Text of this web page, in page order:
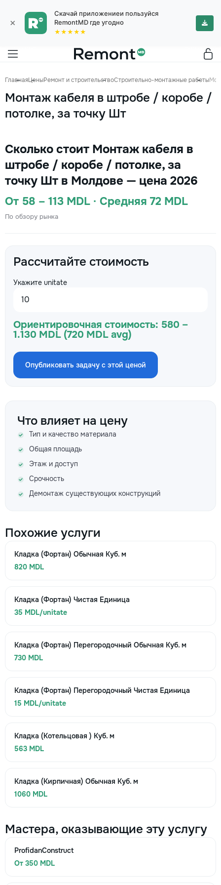
×
Скачай приложениеи пользуйся
RemontMD где угодно
★★★★★
ГлавнаяЦеныРемонт и строительствоСтроительно-монтажные работы
Монтаж кабеля в штробе / коробе /
потолке, за точку Шт
Сколько стоит Монтаж кабеля в
штробе / коробе / потолке, за
точку Шт в Молдове — цена 2026
От 58 – 113 MDL · Средняя 72 MDL
По обзору рынка
Рассчитайте стоимость
Укажите unitate
Ориентировочная стоимость: 580 –
1.130 MDL (720 MDL avg)
Опубликовать задачу с этой ценой
Что влияет на цену
Тип и качество материала
Общая площадь
Этаж и доступ
Срочность
Демонтаж существующих конструкций
Похожие услуги
Кладка (Фортан) Обычная Куб. м
820 MDL
Кладка (Фортан) Чистая Единица
35 MDL/unitate
Кладка (Фортан) Перегородочный Обычная Куб. м
730 MDL
Кладка (Фортан) Перегородочный Чистая Единица
15 MDL/unitate
Кладка (Котельцовая ) Куб. м
563 MDL
Кладка (Кирпичная) Обычная Куб. м
1060 MDL
Мастера, оказывающие эту услугу
ProfidanConstruct
От 350 MDL